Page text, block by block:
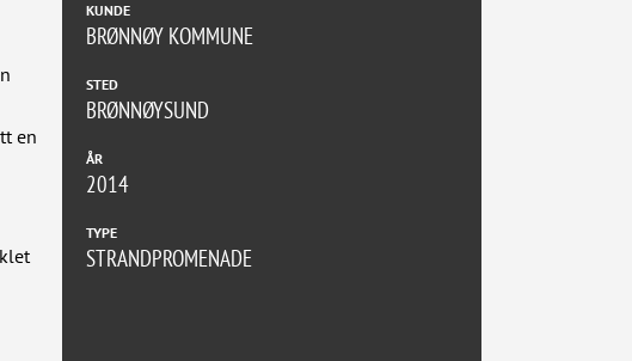
en
KUNDE
BRØNNØY KOMMUNE
STED
BRØNNØYSUND
ÅR
2014
TYPE
STRANDPROMENADE